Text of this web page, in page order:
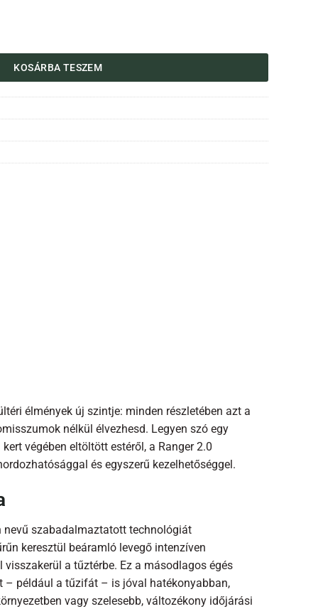
KOSÁRBA TESZEM
élmények új szintje: minden részletében azt a
nélkül élvezhesd. Legyen szó egy
végében eltöltött estéről, a Ranger 2.0
és egyszerű kezelhetőséggel.
nevű szabadalmaztatott technológiát
keresztül beáramló levegő intenzíven
a tűztérbe. Ez a másodlagos égés
– például a tűzifát – is jóval hatékonyabban,
vagy szelesebb, változékony időjárási